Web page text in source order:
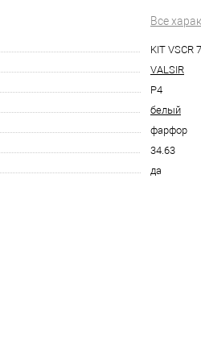
Все
KIT VSCR
VALSIR
P4
белый
фарфор
34.63
да